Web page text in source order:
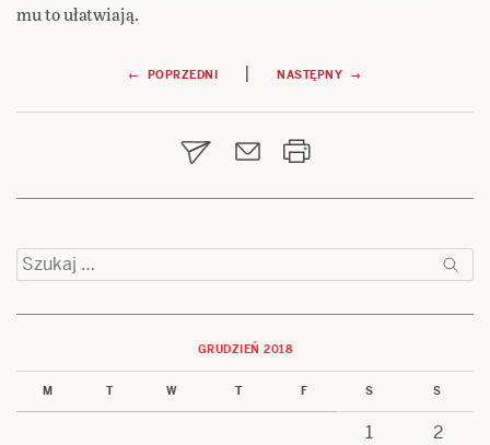
mu to ułatwiają.
Nawigacja
wpisu
← POPRZEDNI | NASTĘPNY →
Szukaj:
GRUDZIEŃ 2018
M T W T F S S
1 2